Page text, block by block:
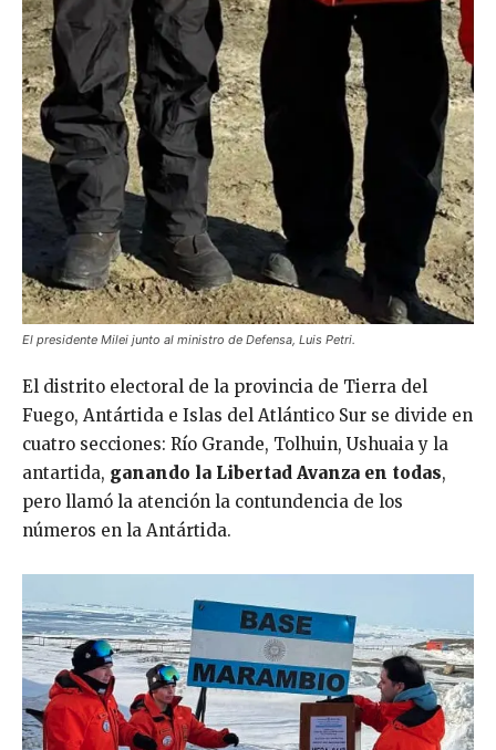
El presidente Milei junto al ministro de Defensa, Luis Petri.
El distrito electoral de la provincia de Tierra del
Fuego, Antártida e Islas del Atlántico Sur se divide en
cuatro secciones: Río Grande, Tolhuin, Ushuaia y la
antartida, ganando la Libertad Avanza en todas,
pero llamó la atención la contundencia de los
números en la Antártida.